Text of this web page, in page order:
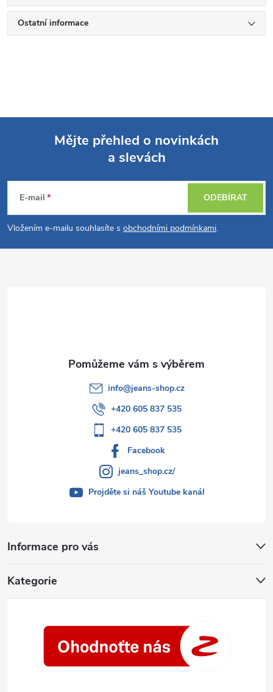
Ostatní informace
p
a
Mějte přehled o novinkách
a slevách
E-mail
Vložením e-mailu souhlasíte s obchodními podmínkami.
ODEBÍRAT
Informace pro vás
Kategorie
info@jeans-shop.cz
+420 605 837 535
+420 605 837 535
Facebook
jeans_shop.cz/
Projděte si náš Youtube kanál